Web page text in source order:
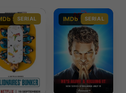
5.7SERIAL IMDb 9.0SERIAL